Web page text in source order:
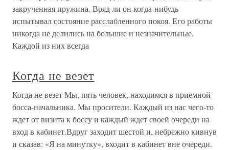
закрученная пружина. Вряд ли он когда-нибудь
испытывал состояние расслабленного покоя. Его работы
никогда не делились на большие и незначительные.
Каждой из них всегда
Когда не везет
Когда не везет Мы, пять человек, находимся в приемной
босса-начальника. Мы просители. Каждый из нас чего-то
ждет от визита к боссу и каждый ждет своей очереди на
вход в кабинет.Вдруг заходит шестой и, небрежно кивнув
и сказав: «Я на минутку», входит в кабинет вне очереди.